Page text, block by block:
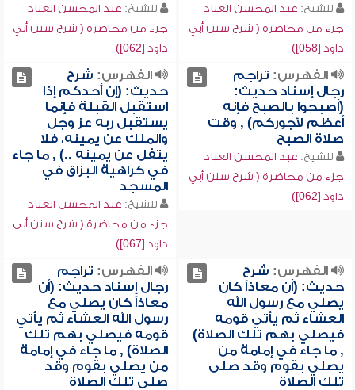
للشيخ: عبد المحسن العباد
جزء من محاضرة ( شرح سنن أبي
داود [058])
للشيخ: عبد المحسن العباد
جزء من محاضرة ( شرح سنن أبي
داود [062])
الفهرس: تراجم
رجال إسناد حديث:
(أصبحوا بالصبح فإنه
أعظم لأجوركم) , وقت
صلاة الصبح
للشيخ: عبد المحسن العباد
جزء من محاضرة ( شرح سنن أبي
داود [062])
الفهرس: شرح
حديث: (إن أحدكم إذا
استقبل القبلة فإنما
يستقبل ربه عز وجل
والملك عن يمينه، فلا
يتفل عن يمينه ..) , ما جاء
في كراهية البزاق في
المسجد
للشيخ: عبد المحسن العباد
جزء من محاضرة ( شرح سنن أبي
داود [067])
الفهرس: شرح
حديث: (أن معاذاً كان
يصلي مع رسول الله
العشاء ثم يأتي قومه
فيصلي بهم تلك الصلاة)
, ما جاء في إمامة من
يصلي بقوم وقد صلى
تلك الصلاة
الفهرس: تراجم
رجال إسناد حديث: (أن
معاذاً كان يصلي مع
رسول الله العشاء ثم يأتي
قومه فيصلي بهم تلك
الصلاة) , ما جاء في إمامة
من يصلي بقوم وقد
صلى تلك الصلاة